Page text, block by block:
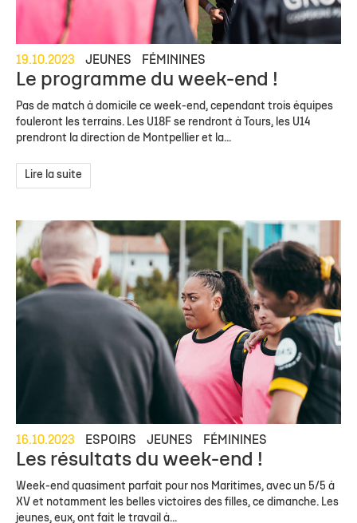
19.10.2023 JEUNES FÉMININES
Le programme du week-end !
Pas de match à domicile ce week-end, cependant trois équipes
fouleront les terrains. Les U18F se rendront à Tours, les U14
prendront la direction de Montpellier et la...
Lire la suite
16.10.2023 ESPOIRS JEUNES FÉMININES
Les résultats du week-end !
Week-end quasiment parfait pour nos Maritimes, avec un 5/5 à
XV et notamment les belles victoires des filles, ce dimanche. Les
jeunes, eux, ont fait le travail à...